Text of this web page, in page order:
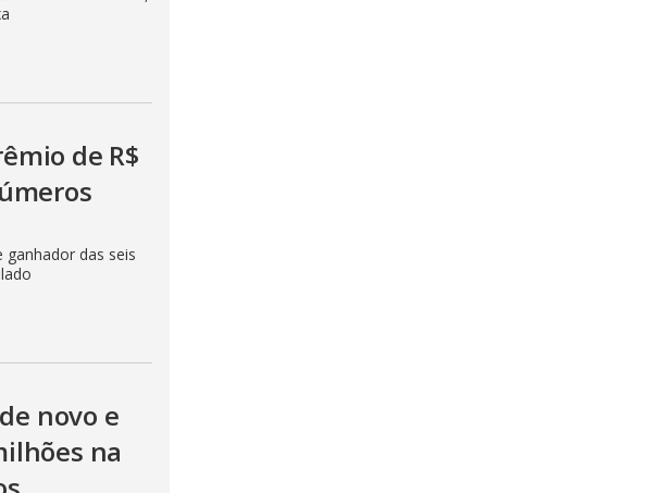
de R$
ganhador das seis
novo e
na